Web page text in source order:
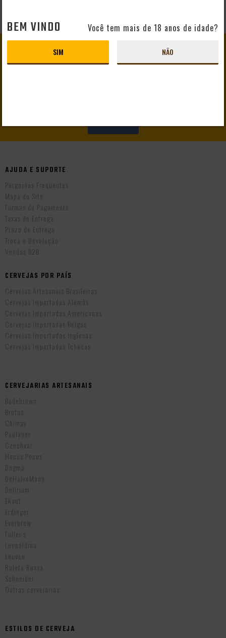
GANHE 10% DE DESCONTO
EM SEU PRIMEIRO PEDIDO
CADASTRAR
AJUDA E SUPORTE
Perguntas Frequentes
Mapa do Site
Formas de Pagamento
Taxas de Entrega
Prazo de Entrega
Troca e Devolução
Vendas B2B
CERVEJAS POR PAÍS
Cervejas Artesanais Brasileiras
Cervejas Importadas Alemãs
Cervejas Importadas Americanas
Cervejas Importadas Belgas
Cervejas Importadas Inglesas
Cervejas Importadas Tchecas
CERVEJARIAS ARTESANAIS
Bodebrown
Brotas
Chimay
Paulaner
Czechvar
Hocus Pocus
Dogma
DeHalveMaan
Delirium
Ekaut
Erdinger
Everbrew
Fuller’s
Leopoldina
Leuven
Roleta Russa
Schneider
Outras cervejarias
ESTILOS DE CERVEJA
BEM VINDO Você tem mais de 18 anos de idade?
SIM NÃO